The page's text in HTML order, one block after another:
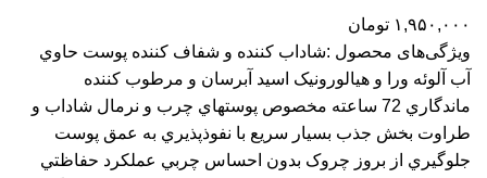
۱,۹۵۰,۰۰۰ تومان
ویژگی‌های محصول :شاداب کننده و شفاف کننده پوست حاوي
آب آلوئه ورا و هيالورونيک اسيد آبرسان و مرطوب کننده
ماندگاري 72 ساعته مخصوص پوستهاي چرب و نرمال شاداب و
طراوت بخش جذب بسيار سريع با نفوذپذيري به عمق پوست
جلوگيري از بروز چروک بدون احساس چربي عملکرد حفاظتي